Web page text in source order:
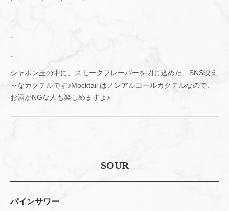
‐
‐
シャボン玉の中に、スモークフレーバーを閉じ込めた、SNS映え
～なカクテルです♪Mocktail はノンアルコールカクテルなので、
お酒がNGな人も楽しめますよ♪
SOUR
パインサワー